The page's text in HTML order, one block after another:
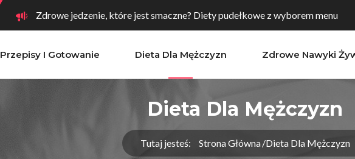
Zdrowe jedzenie, które jest smaczne? Diety pudełkowe z wyborem menu
10 gorzkich potraw, których warto spróbować, aby poprawić...
Brak czasu na gotowanie? Sprawdź dietę pudełkową w Toruniu
Przepisy I Gotowanie Dieta Dla Mężczyzn Zdrowe Nawyki
Dieta Dla Mężczyzn
Tutaj jesteś: Strona Główna Dieta Dla Mężczyzn